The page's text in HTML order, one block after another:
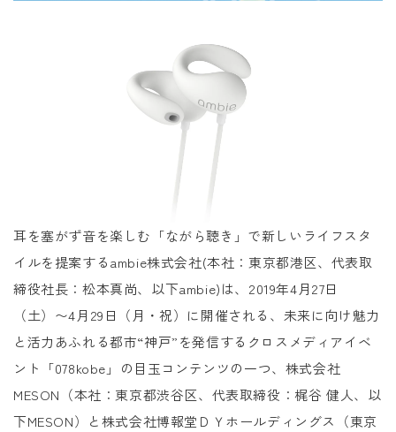
耳を塞がず音を楽しむ「ながら聴き」で新しいライフスタ
イルを提案するambie株式会社(本社：東京都港区、代表取
締役社長：松本真尚、以下ambie)は、2019年4月27日
（土）〜4月29日（月・祝）に開催される、未来に向け魅力
と活力あふれる都市“神戸”を発信するクロスメディアイベ
ント「078kobe」の目玉コンテンツの一つ、株式会社
MESON（本社：東京都渋谷区、代表取締役：梶谷 健人、以
下MESON）と株式会社博報堂ＤＹホールディングス（東京